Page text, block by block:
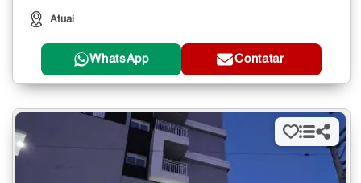
Atuai
WhatsApp Contatar